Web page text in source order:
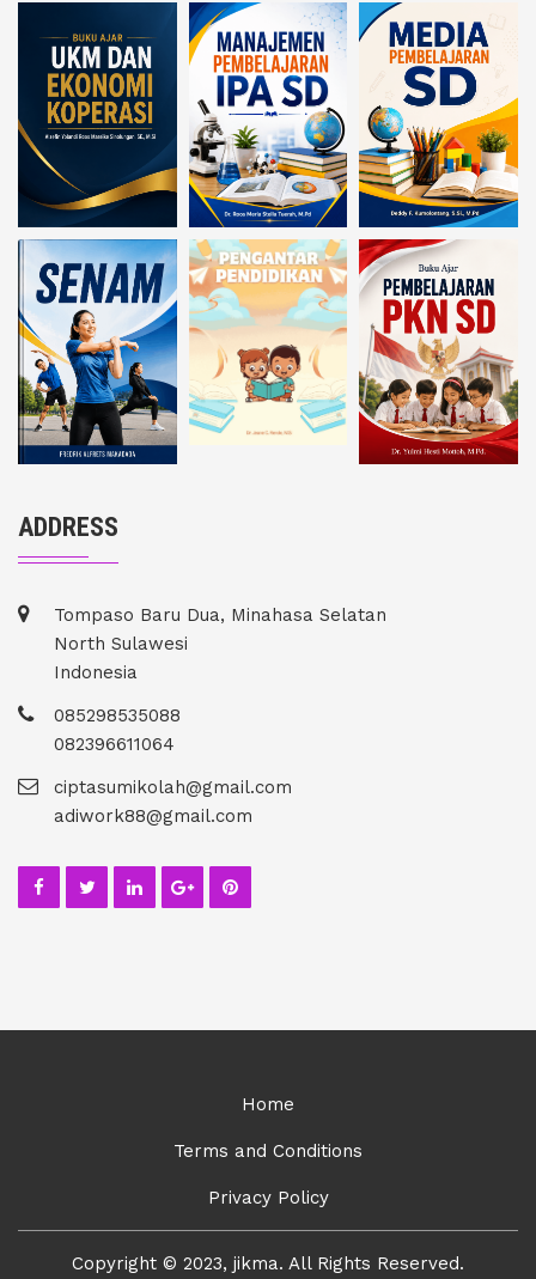
ADDRESS
Tompaso Baru Dua, Minahasa Selatan
North Sulawesi
Indonesia
085298535088
082396611064
ciptasumikolah@gmail.com
adiwork88@gmail.com
Home
Terms and Conditions
Privacy Policy
Copyright © 2023, jikma. All Rights Reserved.